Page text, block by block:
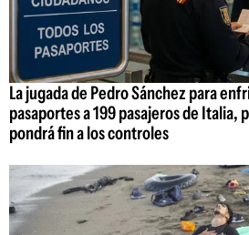
La jugada de Pedro Sánchez para
pasaportes a 199 pasajeros de Italia,
pondrá fin a los controles